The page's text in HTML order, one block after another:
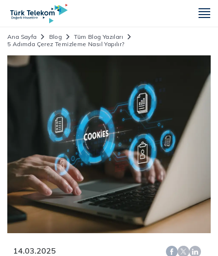
Ana Sayfa Blog
Tüm Blog Yazıları
5 Adımda Çerez Temizleme Nasıl Yapılır?
14.03.2025